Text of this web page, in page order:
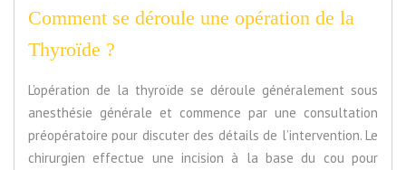
Comment se déroule une opération de la
Thyroïde ?
L’opération de la thyroïde se déroule généralement sous
anesthésie générale et commence par une consultation
préopératoire pour discuter des détails de l’intervention. Le
chirurgien effectue une incision à la base du cou pour